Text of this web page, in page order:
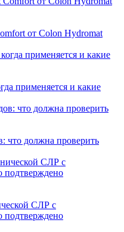
от Colon Hydromat
применяется и какие
что должна проверить
СЛР с